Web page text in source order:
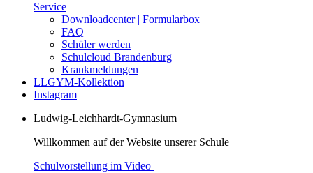
Service
Downloadcenter | Formularbox
FAQ
Schüler werden
Schulcloud Brandenburg
Krankmeldungen
LLGYM-Kollektion
Instagram
Ludwig-Leichhardt-Gymnasium
Willkommen auf der Website unserer Schule
Schulvorstellung im Video